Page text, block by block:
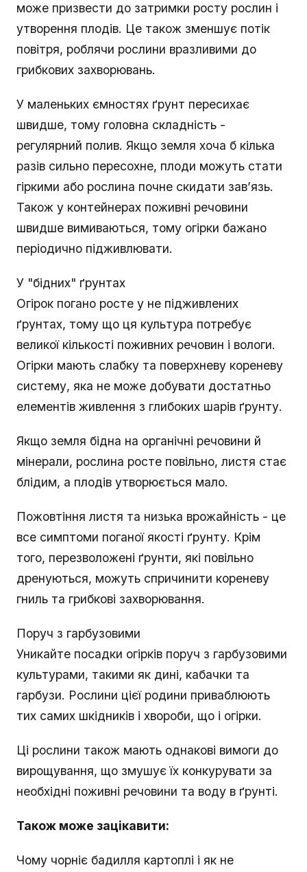
може призвести до затримки росту рослин і
утворення плодів. Це також зменшує потік
повітря, роблячи рослини вразливими до
грибкових захворювань.
У маленьких ємностях ґрунт пересихає
швидше, тому головна складність -
регулярний полив. Якщо земля хоча б кілька
разів сильно пересохне, плоди можуть стати
гіркими або рослина почне скидати зав’язь.
Також у контейнерах поживні речовини
швидше вимиваються, тому огірки бажано
періодично підживлювати.
У "бідних" ґрунтах
Огірок погано росте у не підживлених
ґрунтах, тому що ця культура потребує
великої кількості поживних речовин і вологи.
Огірки мають слабку та поверхневу кореневу
систему, яка не може добувати достатньо
елементів живлення з глибоких шарів ґрунту.
Якщо земля бідна на органічні речовини й
мінерали, рослина росте повільно, листя стає
блідим, а плодів утворюється мало.
Пожовтіння листя та низька врожайність - це
все симптоми поганої якості ґрунту. Крім
того, перезволожені ґрунти, які повільно
дренуються, можуть спричинити кореневу
гниль та грибкові захворювання.
Поруч з гарбузовими
Уникайте посадки огірків поруч з гарбузовими
культурами, такими як дині, кабачки та
гарбузи. Рослини цієї родини приваблюють
тих самих шкідників і хвороби, що і огірки.
Ці рослини також мають однакові вимоги до
вирощування, що змушує їх конкурувати за
необхідні поживні речовини та воду в ґрунті.
Також може зацікавити:
Чому чорніє бадилля картоплі і як не